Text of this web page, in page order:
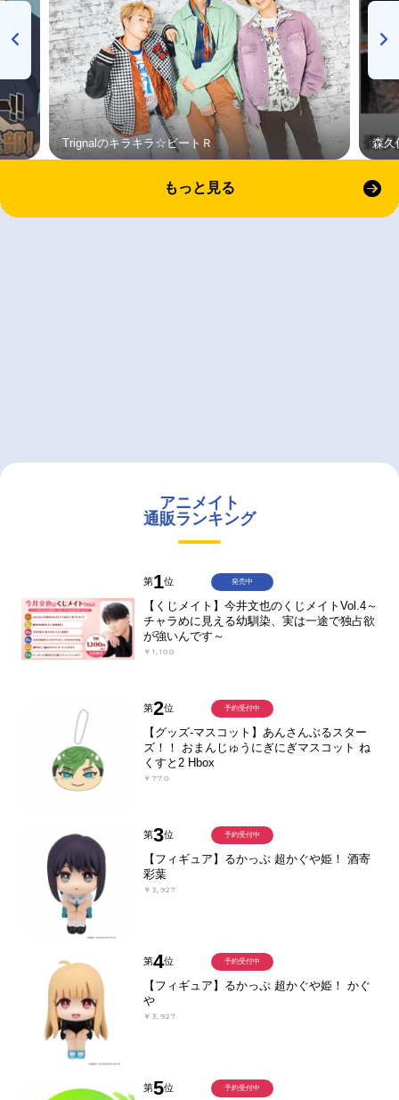
Trignalのキラキラ☆ビートＲ 森久
もっと見る
アニメイト
通販ランキング
第1位
【くじメイト】今井文也のくじメイトVol.4～
チャラめに見える幼馴染、実は一途で独占欲
が強いんです～
￥1,100
発売中
第2位
【グッズ-マスコット】あんさんぶるスター
ズ！！ おまんじゅうにぎにぎマスコット ね
くすと2 Hbox
￥770
予約受付中
第3位
【フィギュア】るかっぷ 超かぐや姫！ 酒寄
彩葉
￥3,927
予約受付中
第4位
【フィギュア】るかっぷ 超かぐや姫！ かぐ
や
￥3,927
予約受付中
第5位 予約受付中